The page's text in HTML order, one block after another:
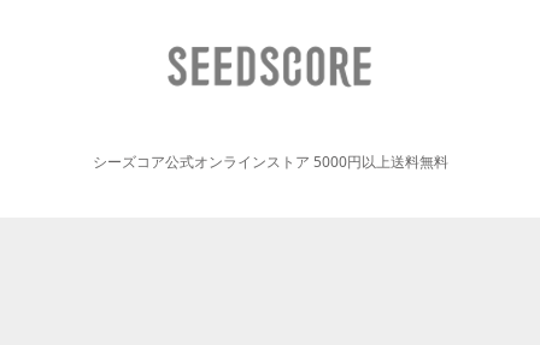
シーズコア公式オンラインストア 5000円以上送料無料